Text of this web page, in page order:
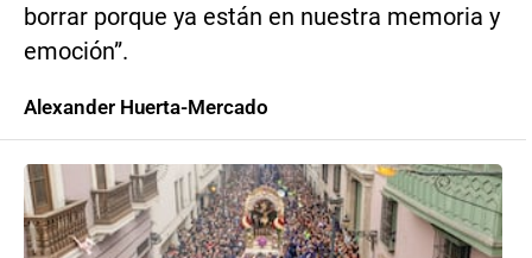
borrar porque ya están en nuestra memoria y
emoción”.
Alexander Huerta-Mercado